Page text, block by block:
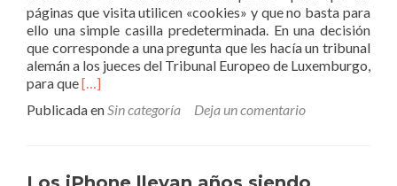
páginas que visita utilicen «cookies» y que no basta para
ello una simple casilla predeterminada. En una decisión
que corresponde a una pregunta que les hacía un tribunal
alemán a los jueces del Tribunal Europeo de Luxemburgo,
para queLeer
páginas
[…]
Publicada enSin categoría Deja un comentario